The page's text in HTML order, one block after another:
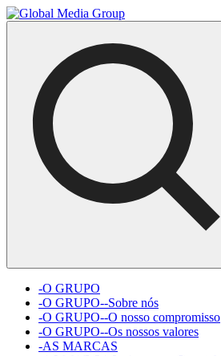
-O GRUPO
-O GRUPO--Sobre nós
-O GRUPO--O nosso compromisso
-O GRUPO--Os nossos valores
-AS MARCAS